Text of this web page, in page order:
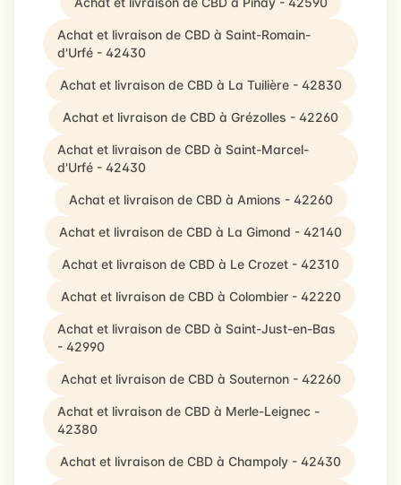
Achat et livraison de CBD à Saint-Romain-
d'Urfé - 42430
Achat et livraison de CBD à La Tuilière - 42830
Achat et livraison de CBD à Grézolles - 42260
Achat et livraison de CBD à Saint-Marcel-
d'Urfé - 42430
Achat et livraison de CBD à Amions - 42260
Achat et livraison de CBD à La Gimond - 42140
Achat et livraison de CBD à Le Crozet - 42310
Achat et livraison de CBD à Colombier - 42220
Achat et livraison de CBD à Saint-Just-en-Bas
- 42990
Achat et livraison de CBD à Souternon - 42260
Achat et livraison de CBD à Merle-Leignec -
42380
Achat et livraison de CBD à Champoly - 42430